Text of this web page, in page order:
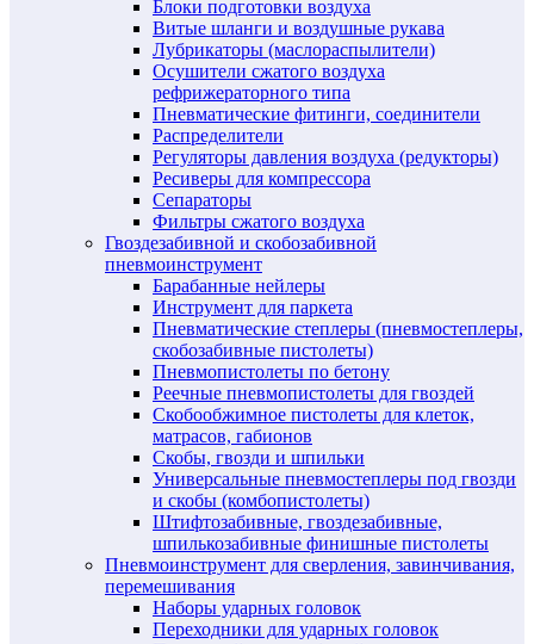
Блоки подготовки воздуха
Витые шланги и воздушные рукава
Лубрикаторы (маслораспылители)
Осушители сжатого воздуха
рефрижераторного типа
Пневматические фитинги, соединители
Распределители
Регуляторы давления воздуха (редукторы)
Ресиверы для компрессора
Сепараторы
Фильтры сжатого воздуха
Гвоздезабивной и скобозабивной
пневмоинструмент
Барабанные нейлеры
Инструмент для паркета
Пневматические степлеры (пневмостеплеры,
скобозабивные пистолеты)
Пневмопистолеты по бетону
Реечные пневмопистолеты для гвоздей
Скобообжимное пистолеты для клеток,
матрасов, габионов
Скобы, гвозди и шпильки
Универсальные пневмостеплеры под гвозди
и скобы (комбопистолеты)
Штифтозабивные, гвоздезабивные,
шпилькозабивные финишные пистолеты
Пневмоинструмент для сверления, завинчивания,
перемешивания
Наборы ударных головок
Переходники для ударных головок